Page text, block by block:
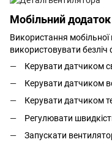
Мобільний додаток
Використання
використовувати
Керувати датчиком
Керувати датчиком
Керувати датчиком
Регулювати
Запускати